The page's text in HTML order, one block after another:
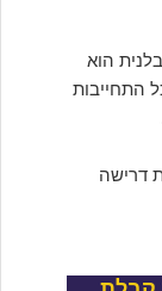
הוא
התחייבות
קיימת דרישה